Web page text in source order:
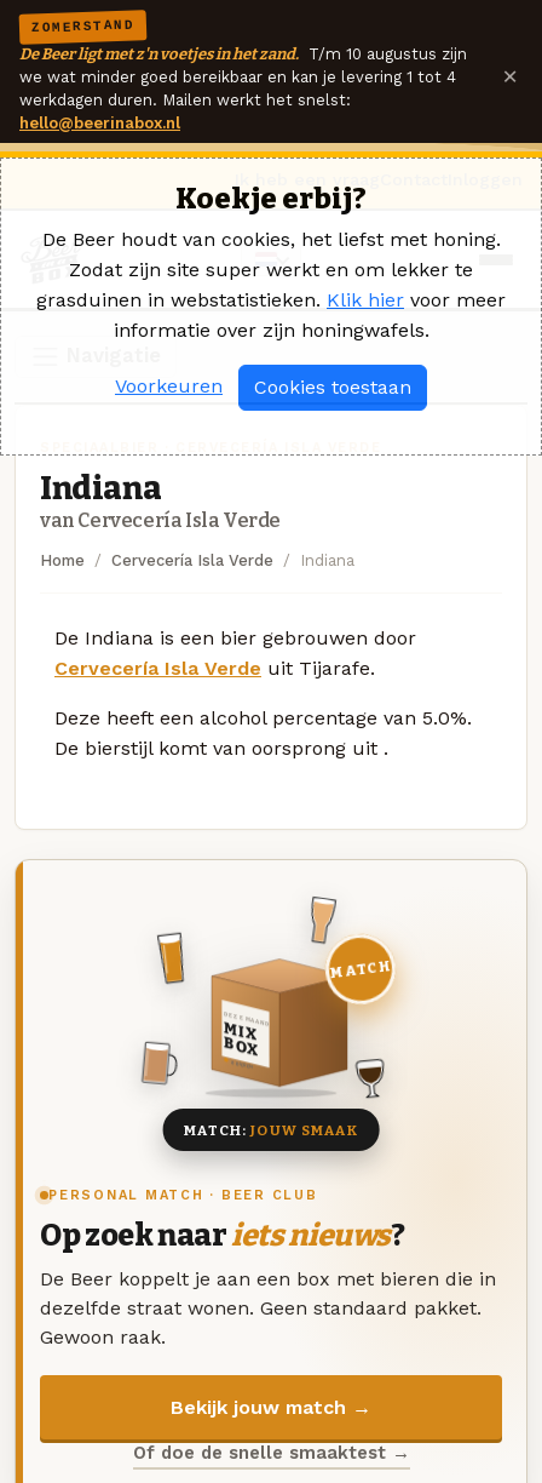
ZOMERSTAND
De Beer ligt met z'n voetjes in het zand. T/m 10 augustus zijn
we wat minder goed bereikbaar en kan je levering 1 tot 4
werkdagen duren. Mailen werkt het snelst:
hello@beerinabox.nl
×
Indiana
van Cervecería Isla Verde
Home Cervecería Isla Verde Indiana
De Indiana is een bier gebrouwen door
Cervecería Isla Verde uit Tijarafe.
Deze heeft een alcohol percentage van 5.0%.
De bierstijl komt van oorsprong uit .
PERSONAL MATCH · BEER CLUB
Op zoek naariets nieuws?
De Beer koppelt je aan een box met bieren die in
dezelfde straat wonen. Geen standaard pakket.
Gewoon raak.
Bekijk jouw match →
Of doe de snelle smaaktest →
DEZE MAAND
MIX
BOX
8 BIEREN
MATCH
MATCH:JOUW SMAAK
Koekje erbij?
De Beer houdt van cookies, het liefst met honing.
Zodat zijn site super werkt en om lekker te
grasduinen in webstatistieken. Klik hier voor meer
informatie over zijn honingwafels.
Voorkeuren Cookies toestaan